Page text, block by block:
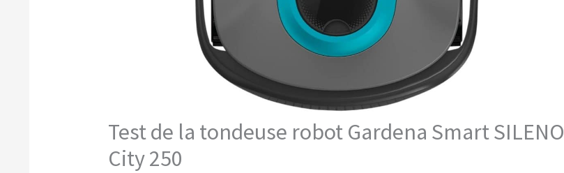
Test de la tondeuse robot Gardena Smart SILENO
City 250